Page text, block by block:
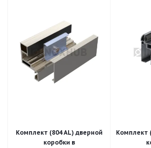
Комплект (804 AL) дверной
коробки в
Комплект